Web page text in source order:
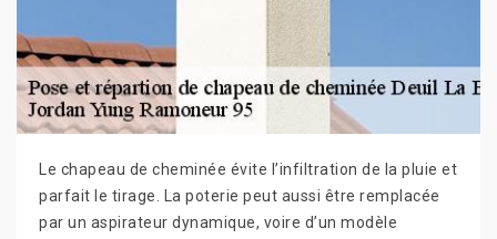
Le chapeau de cheminée évite l’infiltration de la pluie et
parfait le tirage. La poterie peut aussi être remplacée
par un aspirateur dynamique, voire d’un modèle